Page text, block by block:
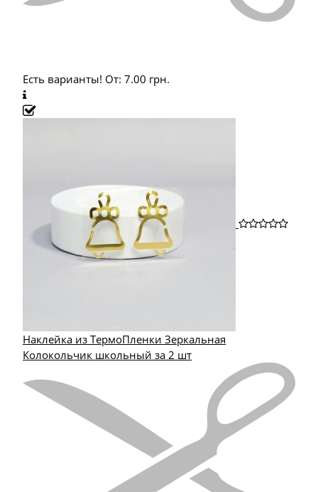
Есть варианты! От: 7.00 грн.
Наклейка из ТермоПленки Зеркальная
Колокольчик школьный за 2 шт